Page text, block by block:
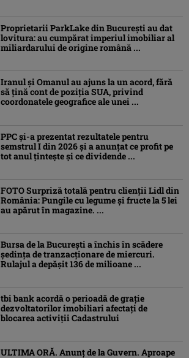
Proprietarii ParkLake din București au dat
lovitura: au cumpărat imperiul imobiliar al
miliardarului de origine română ...
Iranul și Omanul au ajuns la un acord, fără
să țină cont de poziția SUA, privind
coordonatele geografice ale unei ...
PPC și-a prezentat rezultatele pentru
semstrul I din 2026 și a anunțat ce profit pe
tot anul țintește și ce dividende ...
FOTO Surpriză totală pentru clienții Lidl din
România: Pungile cu legume și fructe la 5 lei
au apărut în magazine. ...
Bursa de la București a închis în scădere
ședința de tranzacționare de miercuri.
Rulajul a depășit 136 de milioane ...
tbi bank acordă o perioadă de grație
dezvoltatorilor imobiliari afectați de
blocarea activiții Cadastrului
ULTIMA ORĂ. Anunț de la Guvern. Aproape